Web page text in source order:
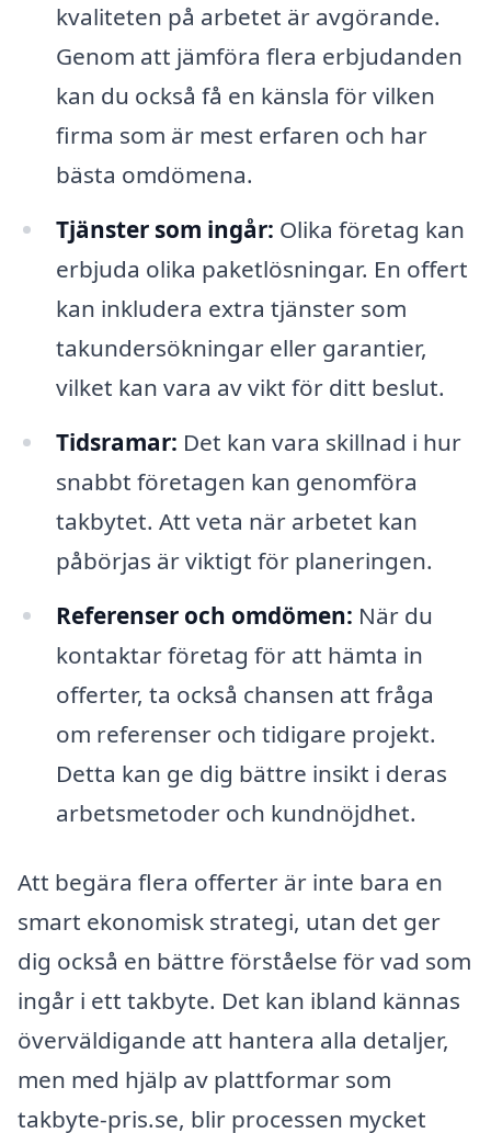
kvaliteten på arbetet är avgörande.
Genom att jämföra flera erbjudanden
kan du också få en känsla för vilken
firma som är mest erfaren och har
bästa omdömena.
Tjänster som ingår: Olika företag kan
erbjuda olika paketlösningar. En offert
kan inkludera extra tjänster som
takundersökningar eller garantier,
vilket kan vara av vikt för ditt beslut.
Tidsramar: Det kan vara skillnad i hur
snabbt företagen kan genomföra
takbytet. Att veta när arbetet kan
påbörjas är viktigt för planeringen.
Referenser och omdömen: När du
kontaktar företag för att hämta in
offerter, ta också chansen att fråga
om referenser och tidigare projekt.
Detta kan ge dig bättre insikt i deras
arbetsmetoder och kundnöjdhet.
Att begära flera offerter är inte bara en
smart ekonomisk strategi, utan det ger
dig också en bättre förståelse för vad som
ingår i ett takbyte. Det kan ibland kännas
överväldigande att hantera alla detaljer,
men med hjälp av plattformar som
takbyte-pris.se, blir processen mycket